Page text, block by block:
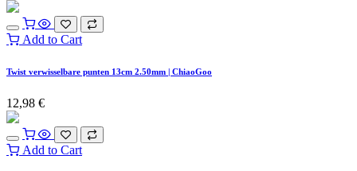
Add to Cart
Twist verwisselbare punten 13cm 2.50mm | ChiaoGoo
12,98 €
Add to Cart